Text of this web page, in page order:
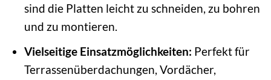
sind die Platten leicht zu schneiden, zu bohren
und zu montieren.
Vielseitige Einsatzmöglichkeiten: Perfekt für
Terrassenüberdachungen, Vordächer,